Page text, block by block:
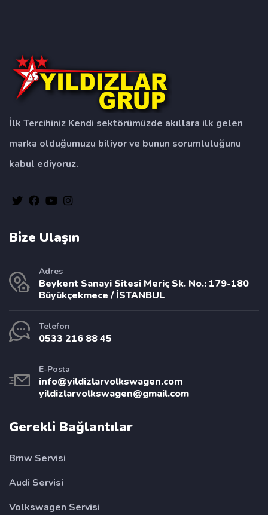
İlk Tercihiniz Kendi sektörümüzde akıllara ilk gelen
marka olduğumuzu biliyor ve bunun sorumluluğunu
kabul ediyoruz.
Bize Ulaşın
Adres
Beykent Sanayi Sitesi Meriç Sk. No.: 179-180
Büyükçekmece / İSTANBUL
Telefon
0533 216 88 45
E-Posta
info@yildizlarvolkswagen.com
yildizlarvolkswagen@gmail.com
Gerekli Bağlantılar
Bmw Servisi
Audi Servisi
Volkswagen Servisi